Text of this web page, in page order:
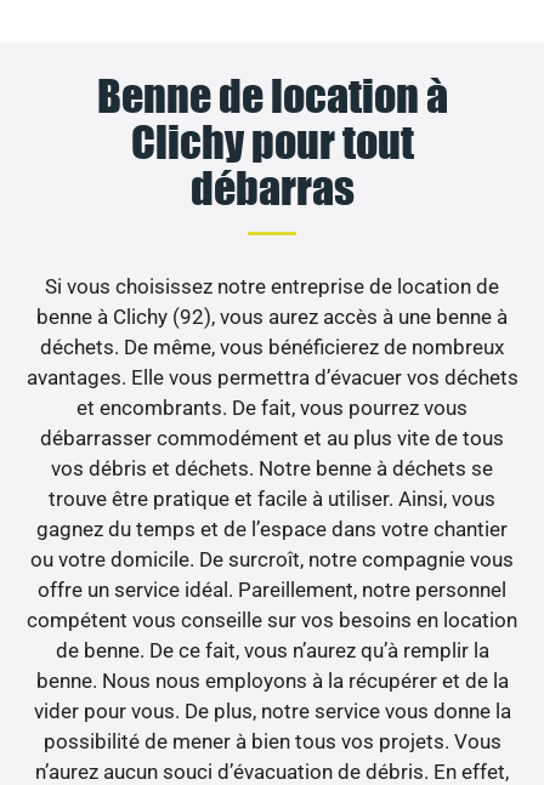
Benne de location à
Clichy pour tout
débarras
Si vous choisissez notre entreprise de location de
benne à Clichy (92), vous aurez accès à une benne à
déchets. De même, vous bénéficierez de nombreux
avantages. Elle vous permettra d’évacuer vos déchets
et encombrants. De fait, vous pourrez vous
débarrasser commodément et au plus vite de tous
vos débris et déchets. Notre benne à déchets se
trouve être pratique et facile à utiliser. Ainsi, vous
gagnez du temps et de l’espace dans votre chantier
ou votre domicile. De surcroît, notre compagnie vous
offre un service idéal. Pareillement, notre personnel
compétent vous conseille sur vos besoins en location
de benne. De ce fait, vous n’aurez qu’à remplir la
benne. Nous nous employons à la récupérer et de la
vider pour vous. De plus, notre service vous donne la
possibilité de mener à bien tous vos projets. Vous
n’aurez aucun souci d’évacuation de débris. En effet,